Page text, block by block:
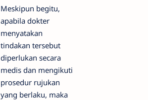
Meskipun begitu,
apabila dokter
menyatakan
tindakan tersebut
diperlukan secara
medis dan mengikuti
prosedur rujukan
yang berlaku, maka